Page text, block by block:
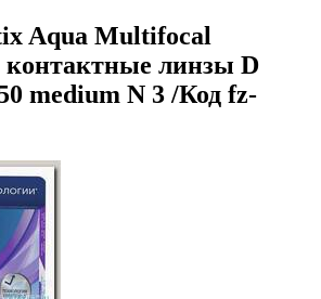
Aqua Multifocal
контактные линзы D
medium N 3 /Код fz-